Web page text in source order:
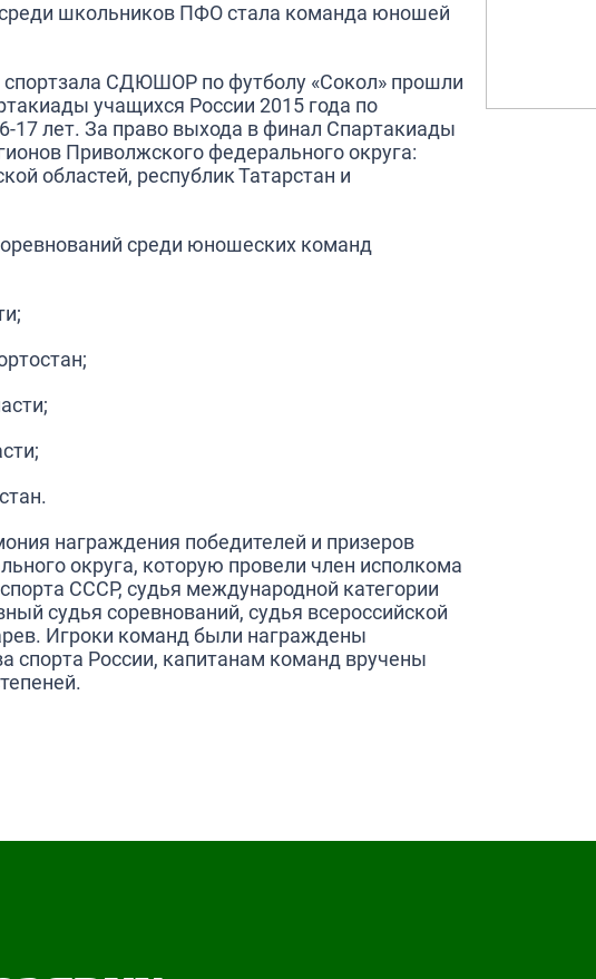
школьников ПФО стала команда юношей
спортзала СДЮШОР по футболу «Сокол» прошли
учащихся России 2015 года по
17 лет. За право выхода в финал Спартакиады
Приволжского федерального округа:
областей, республик Татарстан и
среди юношеских команд
награждения победителей и призеров
округа, которую провели член исполкома
СССР, судья международной категории
судья соревнований, судья всероссийской
Игроки команд были награждены
России, капитанам команд вручены